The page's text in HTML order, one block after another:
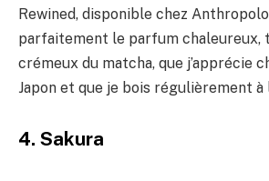
Rewined, disponible chez
parfaitement le parfum chaleureux,
crémeux du matcha, que j’apprécie
Japon et que je bois régulièrement à
4. Sakura